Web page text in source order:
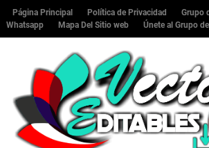
Página Principal Política de Privacidad Grupo
Whatsapp
Mapa Del Sitio web Únete al Grupo